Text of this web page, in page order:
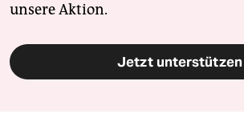
unsere Aktion.
Jetzt unterstützen